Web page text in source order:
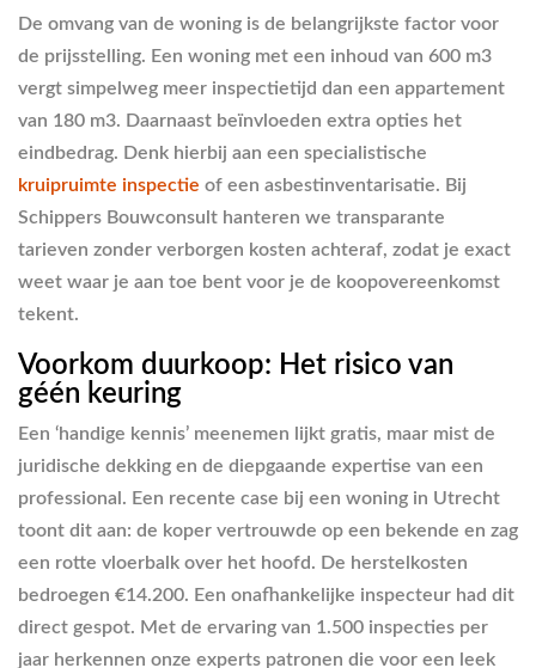
De omvang van de woning is de belangrijkste factor voor
de prijsstelling. Een woning met een inhoud van 600 m3
vergt simpelweg meer inspectietijd dan een appartement
van 180 m3. Daarnaast beïnvloeden extra opties het
eindbedrag. Denk hierbij aan een specialistische
kruipruimte inspectie of een asbestinventarisatie. Bij
Schippers Bouwconsult hanteren we transparante
tarieven zonder verborgen kosten achteraf, zodat je exact
weet waar je aan toe bent voor je de koopovereenkomst
tekent.
Voorkom duurkoop: Het risico van
géén keuring
Een ‘handige kennis’ meenemen lijkt gratis, maar mist de
juridische dekking en de diepgaande expertise van een
professional. Een recente case bij een woning in Utrecht
toont dit aan: de koper vertrouwde op een bekende en zag
een rotte vloerbalk over het hoofd. De herstelkosten
bedroegen €14.200. Een onafhankelijke inspecteur had dit
direct gespot. Met de ervaring van 1.500 inspecties per
jaar herkennen onze experts patronen die voor een leek